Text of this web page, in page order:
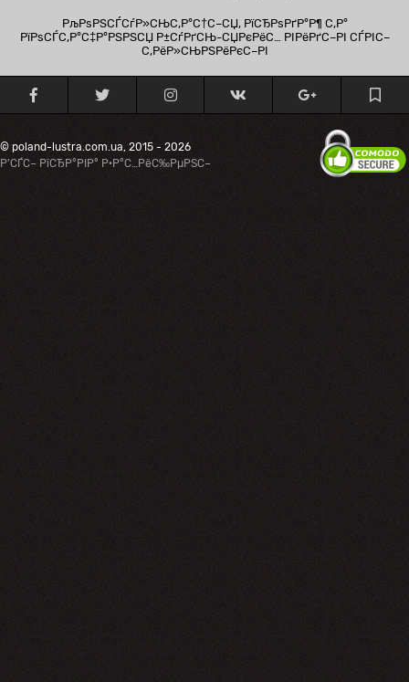
РљРѕРЅСЃСѓР»СЊС‚Р°С†С–СЏ, РїСЂРѕРґР°Р¶ С‚Р°
РїРѕСЃС‚Р°С‡Р°РЅРЅСЏ Р±СѓРґСЊ-СЏРєРёС… РІРёРґС–РІ СЃРІС–
С‚РёР»СЊРЅРёРєС–РІ
© poland-lustra.com.ua, 2015 - 2026
Р’СЃС– РїСЂР°РІР° Р·Р°С…РёС‰РµРЅС–